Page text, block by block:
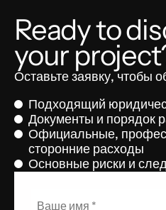
Ready to
your
Оставьте заявку, чтобы
Подходящий
Документы и порядок
Официальные,
сторонние расходы
Основные риски и